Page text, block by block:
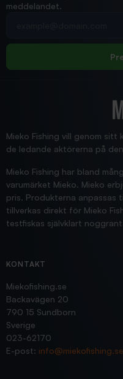
Jensa
meddelandet.
Mieko Fishing vill genom
de ledande aktörerna på
Mieko Fishing har bland
varumärket Mieko. Mieko
pris. Produkterna anpassas
tillverkas direkt för Mieko
testfiskas självklart
KONTAKT
Miekofishing.se
Backavägen 20
790 15 Sundborn
Sverige
023-62170
E-post: info@miekofishing.se